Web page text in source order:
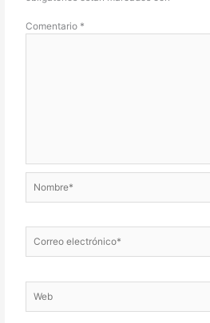
Comentario *
electrónico*